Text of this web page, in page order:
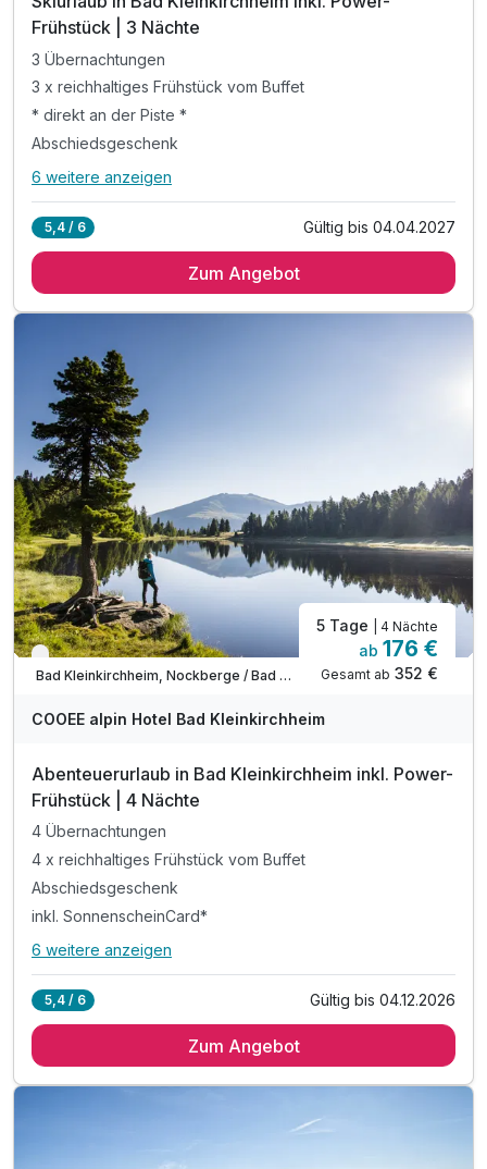
Frühstück | 3 Nächte
3 Übernachtungen
3 x reichhaltiges Frühstück vom Buffet
* direkt an der Piste *
Abschiedsgeschenk
Alle Inklusivleistungen
3 x reichhaltiges Frühstück vom Buffet
inkl. Nutzung Relax Sauna & Ruheraum
inkl. Nutzung von Skiraum
inkl. Nutzung des Fitnessraumes
inkl. Parkplatz vor dem Hotel
inkl. W-LAN Nutzung
inkl. SonnenscheinCard
6 weitere anzeigen
5,4 / 6 Gültig bis 04.04.2027
Zum Angebot
Verfügbar bis November
Bad Kleinkirchheim, Nockberge / Bad Kleinkirchheim
5 Tage | 4 Nächte
ab 176 €
Gesamt ab 352 €
COOEE alpin Hotel Bad Kleinkirchheim
Abenteuerurlaub in Bad Kleinkirchheim inkl. Power-
Frühstück | 4 Nächte
4 Übernachtungen
4 x reichhaltiges Frühstück vom Buffet
Abschiedsgeschenk
inkl. SonnenscheinCard*
Alle Inklusivleistungen
4 x reichhaltiges Frühstück vom Buffet
inkl. Nutzung Relax Sauna & Ruheraum
inkl. Nutzung des Fitnessraumes
6 weitere anzeigen
5,4 / 6 Gültig bis 04.12.2026
Zum Angebot